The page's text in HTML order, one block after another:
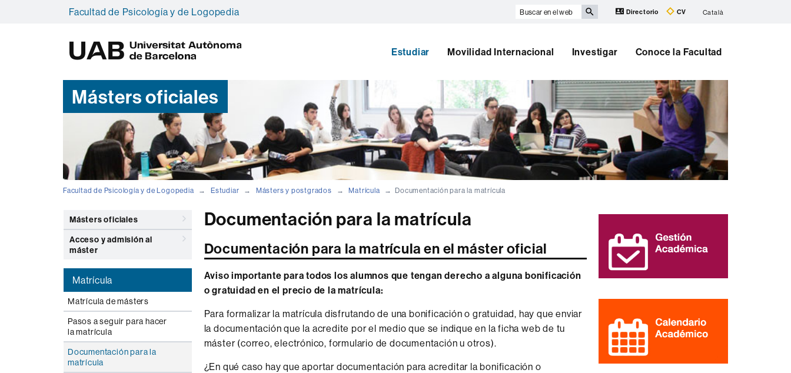
Facultad de Psicología y de Logopedia
Buscar
web
Directorio CV Català
A
Estudiar Movilidad Internacional Investigar Conoce la Facultad
Másters oficiales
Facultad de Psicología y de Logopedia Estudiar Másters y postgrados Matrícula Documentación para la matrícula
Másters oficiales
Acceso y admisión al
máster
Matrícula
Matrícula de másters
Pasos a seguir para hacer
la matrícula
Documentación para la
matrícula
Documentación para la matrícula
Documentación para la matrícula en el máster oficial
Aviso importante para todos los alumnos que tengan derecho a alguna bonificación
o gratuidad en el precio de la matrícula:
Para formalizar la matrícula disfrutando de una bonificación o gratuidad, hay que enviar
la documentación que la acredite por el medio que se indique en la ficha web de tu
máster (correo, electrónico, formulario de documentación u otros).
¿En qué caso hay que aportar documentación para acreditar la bonificación o
Información
complementaria